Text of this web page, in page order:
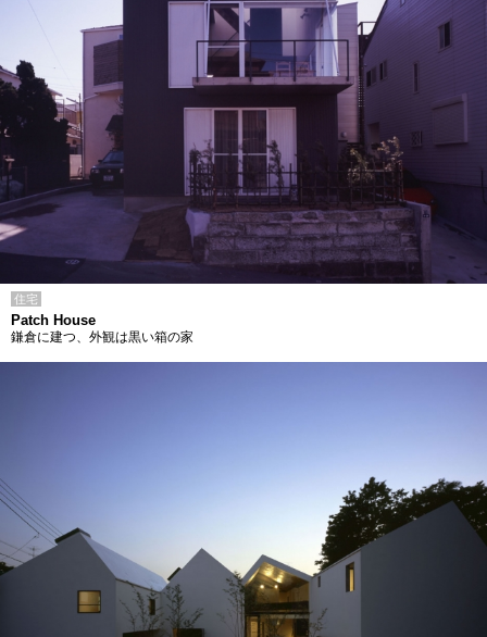
住宅
Patch House
鎌倉に建つ、外観は黒い箱の家